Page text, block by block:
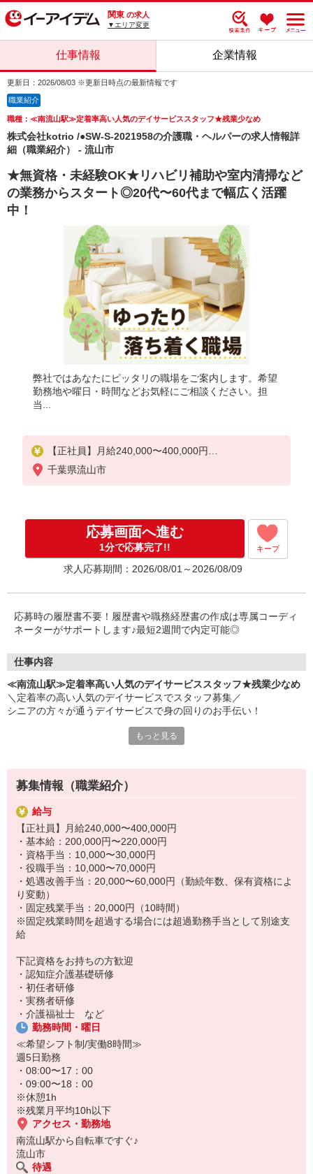
関東 の求人
▼エリア変更
仕事情報 企業情報
更新日：2026/08/03 ※更新日時点の最新情報です
職業紹介
職種：≪南流山駅≫定着率高い人気のデイサービススタッフ★残業少なめ
株式会社kotrio /●SW-S-2021958の介護職・ヘルパーの求人情報詳
細（職業紹介） - 流山市
★無資格・未経験OK★リハビリ補助や室内清掃など
の業務からスタート◎20代〜60代まで幅広く活躍
中！
弊社ではあなたにピッタリの職場をご案内します。希望
勤務地や曜日・時間などお気軽にご相談ください。担
当...
【正社員】月給240,000〜400,000円
・基本給：200,000円〜220,000円
・資格手当：10,000〜30,000円
有資格により変動）
・固定残業手当：20,000円（10時間）
※固定残業時間を超過する場合には超過勤務手当と
して別途支給
・認知症介護基礎研修
・初任者研修
・実務者研修
・介護福祉士 など
千葉県流山市
応募画面へ進む
1分で応募完了!! キープ
求人応募期間：2026/08/01～2026/08/09
応募時の履歴書不要！履歴書や職務経歴書の作成は専属コーディ
ネーターがサポートします♪最短2週間で内定可能◎
仕事内容
≪南流山駅≫定着率高い人気のデイサービススタッフ★残業少なめ
＼定着率の高い人気のデイサービスでスタッフ募集／
シニアの方々が通うデイサービスで身の回りのお手伝い！
・レクリエーションの催し
・利用者さんに合わせた介助
・送迎業務（希望者のみ） など
≪長く働けるポイント≫
・完全週休2日制+柔軟なシフトで、予定を優先しながら無理なく続
けられる◎
・日勤のみで残業も少ないため、プライベートの時間もしっかり確
保！
・専門知識ゼロでOK！コツを覚えながら一緒に少しずつ♪
もっと見る
募集情報（職業紹介）
給与
【正社員】月給240,000〜400,000円
・基本給：200,000円〜220,000円
・資格手当：10,000〜30,000円
・役職手当：10,000〜70,000円
・処遇改善手当：20,000〜60,000円（勤続年数、保有資格によ
り変動）
・固定残業手当：20,000円（10時間）
※固定残業時間を超過する場合には超過勤務手当として別途支
給
下記資格をお持ちの方歓迎
・認知症介護基礎研修
・初任者研修
・実務者研修
・介護福祉士 など
勤務時間・曜日
≪希望シフト制/実働8時間≫
週5日勤務
・08:00〜17：00
・09:00〜18：00
※休憩1h
※残業月平均10h以下
アクセス・勤務地
南流山駅から自転車ですぐ♪
流山市
待遇